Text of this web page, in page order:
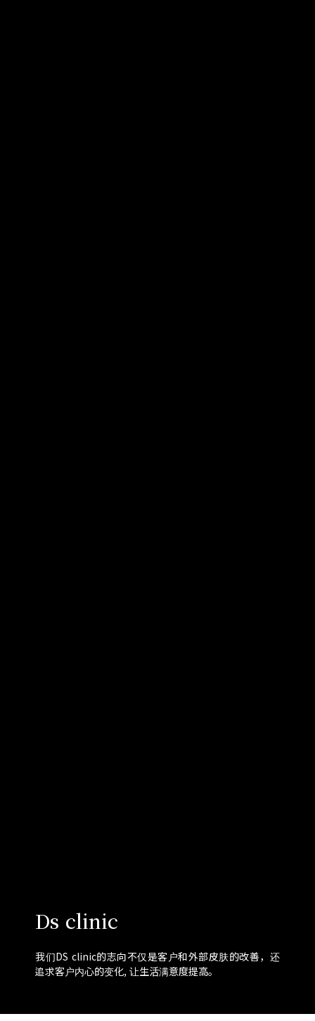
Ds clinic
我们DS clinic的志向不仅是客户和外部皮肤的改善，还
追求客户内心的变化, 让生活满意度提高。